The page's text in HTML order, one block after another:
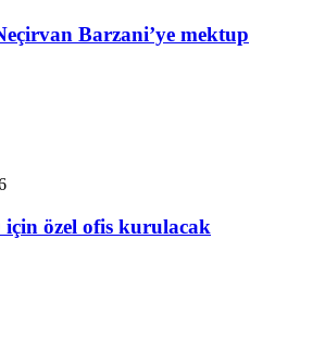
Barzani’ye mektup
özel ofis kurulacak